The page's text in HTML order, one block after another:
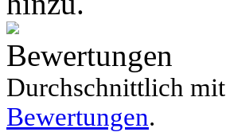
Bewertungen
Durchschnittlich mit
Bewertungen.